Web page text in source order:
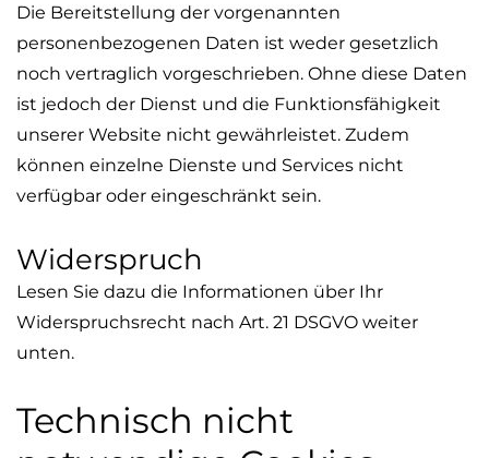
Die Bereitstellung der vorgenannten
personenbezogenen Daten ist weder gesetzlich
noch vertraglich vorgeschrieben. Ohne diese Daten
ist jedoch der Dienst und die Funktionsfähigkeit
unserer Website nicht gewährleistet. Zudem
können einzelne Dienste und Services nicht
verfügbar oder eingeschränkt sein.
Widerspruch
Lesen Sie dazu die Informationen über Ihr
Widerspruchsrecht nach Art. 21 DSGVO weiter
unten.
Technisch nicht